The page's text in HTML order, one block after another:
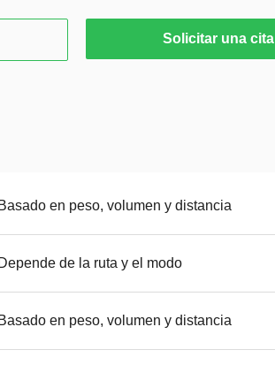
Solicitar una cita
Basado en peso, volumen y distancia
Depende de la ruta y el modo
Basado en peso, volumen y distancia